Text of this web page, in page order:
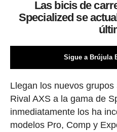
Las bicis de
Specialized se
Sigue a Brújula
Llegan los nuevos
Rival AXS a la gama de
inmediatamente los ha
modelos Pro, Comp y